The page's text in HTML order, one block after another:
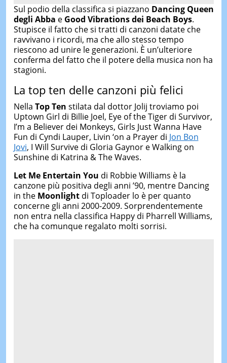
Sul podio della classifica si piazzano Dancing Queen
degli Abba e Good Vibrations dei Beach Boys.
Stupisce il fatto che si tratti di canzoni datate che
ravvivano i ricordi, ma che allo stesso tempo
riescono ad unire le generazioni. È un’ulteriore
conferma del fatto che il potere della musica non ha
stagioni.
La top ten delle canzoni più felici
Nella Top Ten stilata dal dottor Jolij troviamo poi
Uptown Girl di Billie Joel, Eye of the Tiger di Survivor,
I’m a Believer dei Monkeys, Girls Just Wanna Have
Fun di Cyndi Lauper, Livin ‘on a Prayer di Jon Bon
Jovi, I Will Survive di Gloria Gaynor e Walking on
Sunshine di Katrina & The Waves.
Let Me Entertain You di Robbie Williams è la
canzone più positiva degli anni ’90, mentre Dancing
in the Moonlightdi Toploader lo è per quanto
concerne gli anni 2000-2009. Sorprendentemente
non entra nella classifica Happy di Pharrell Williams,
che ha comunque regalato molti sorrisi.